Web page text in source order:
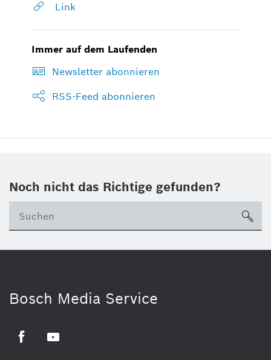
Link
Immer auf dem Laufenden
Newsletter abonnieren
RSS-Feed abonnieren
Noch nicht das Richtige gefunden?
Bosch Media Service